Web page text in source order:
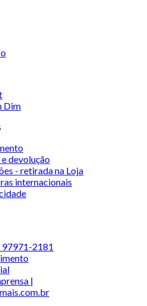
Dim
devolução
- retirada na Loja
internacionais
2181
|